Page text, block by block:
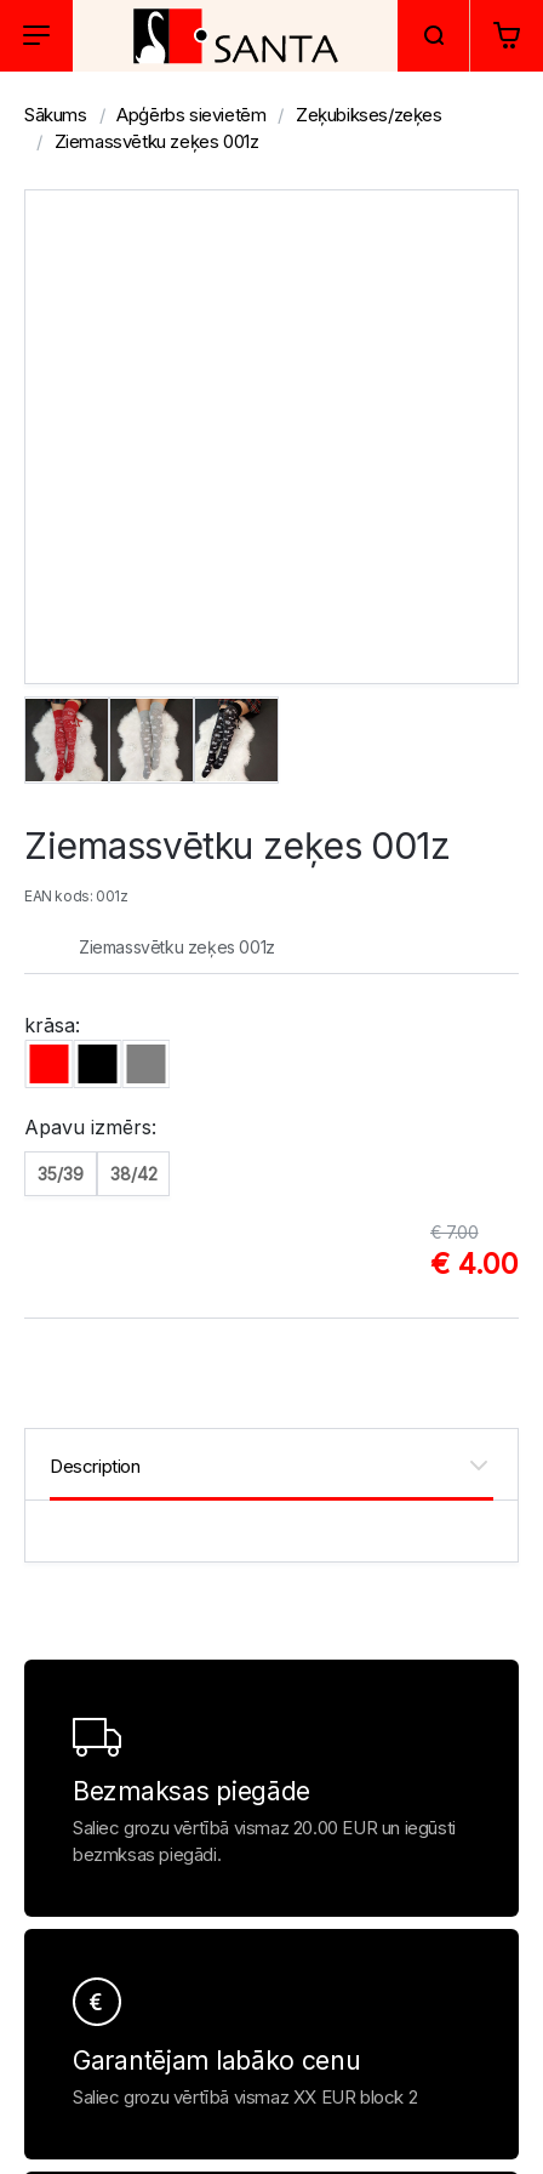
Sākums Apģērbs sievietēm
Zeķubikses/zeķes
Ziemassvētku zeķes 001z
Ziemassvētku zeķes 001z
EAN kods: 001z
Ziemassvētku zeķes 001z
krāsa:
Apavu izmērs:
35/39 38/42
€ 4.00
€ 7.00
Bezmaksas piegāde
Saliec grozu vērtībā vismaz 20.00 EUR un iegūsti
bezmksas piegādi.
Garantējam labāko cenu
Saliec grozu vērtībā vismaz XX EUR block 2